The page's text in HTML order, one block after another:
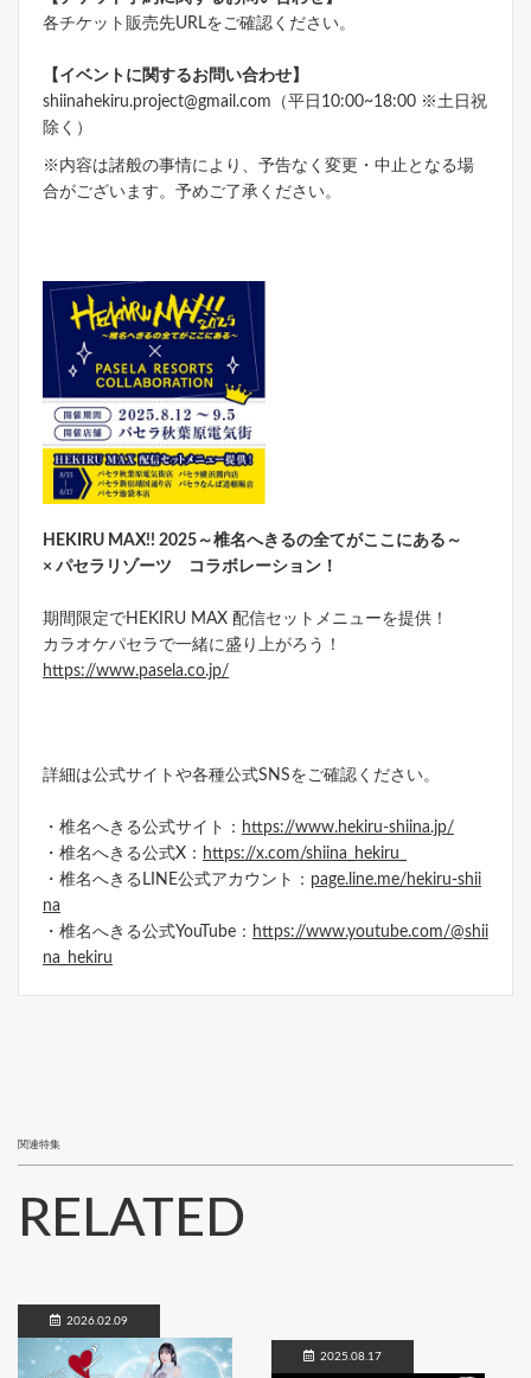
各チケット販売先URLをご確認ください。
【イベントに関するお問い合わせ】
shiinahekiru.project@gmail.com（平日10:00~18:00 ※土日祝
除く）
※内容は諸般の事情により、予告なく変更・中止となる場
合がございます。予めご了承ください。
HEKIRU MAX!! 2025～椎名へきるの全てがここにある～
× パセラリゾーツ コラボレーション！
期間限定でHEKIRU MAX 配信セットメニューを提供！
カラオケパセラで一緒に盛り上がろう！
https://www.pasela.co.jp/
詳細は公式サイトや各種公式SNSをご確認ください。
・椎名へきる公式サイト： https://www.hekiru-shiina.jp/
・椎名へきる公式X： https://x.com/shiina_hekiru_
・椎名へきるLINE公式アカウント： page.line.me/hekiru-shii
na
・椎名へきる公式YouTube： https://www.youtube.com/@shii
na_hekiru
関連特集
RELATED
2026.02.09
2025.08.17